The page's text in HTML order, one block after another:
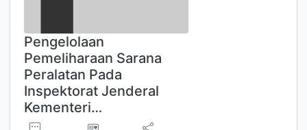
Pengelolaan
Pemeliharaan Sarana
Peralatan Pada
Inspektorat Jenderal
Kementeri…